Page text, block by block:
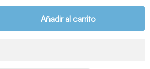
Añadir al carrito